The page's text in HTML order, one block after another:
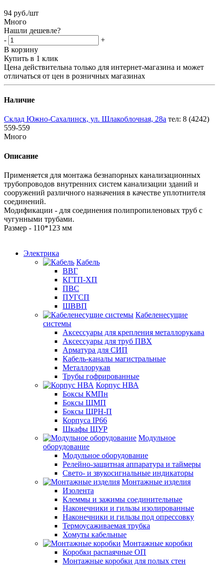
94 руб./шт
Много
Нашли дешевле?
-
+
В корзину
Купить в 1 клик
Цена действительна только для интернет-магазина и может
отличаться от цен в розничных магазинах
Наличие
Склад Южно-Сахалинск, ул. Шлакоблочная, 28а тел: 8 (4242)
559-559
Много
Описание
Применяется для монтажа безнапорных канализационных
трубопроводов внутренних систем канализации зданий и
сооружений различного назначения в качестве уплотнителя
соединений.
Модификации - для соединения полипропиленовых труб с
чугунными трубами.
Размер - 110*123 мм
Электрика
Кабель
ВВГ
КГТП-ХП
ПВС
ПУГСП
ШВВП
Кабеленесущие
системы
Аксессуары для крепления металлорукава
Аксессуары для труб ПВХ
Арматура для СИП
Кабель-каналы магистральные
Металлорукав
Трубы гофрированные
Корпус НВА
Боксы КМПн
Боксы ЩМП
Боксы ЩРН-П
Корпуса IP66
Шкафы ЩУР
Модульное
оборудование
Модульное оборудование
Релейно-защитная аппаратура и таймеры
Свето- и звукосигнальные индикаторы
Монтажные изделия
Изолента
Клеммы и зажимы соединительные
Наконечники и гильзы изолированные
Наконечники и гильзы под опрессовку
Термоусаживаемая трубка
Хомуты кабельные
Монтажные коробки
Коробки распаячные ОП
Монтажные коробки для полых стен